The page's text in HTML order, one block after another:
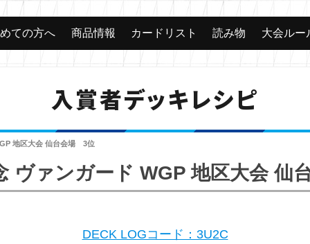
ての方へ 商品情報 カードリスト 読み物 大会ルー
入賞者デッキレシピ
地区大会 仙台会場 3位
ヴァンガード WGP 地区大会 仙
DECK LOGコード：3U2C